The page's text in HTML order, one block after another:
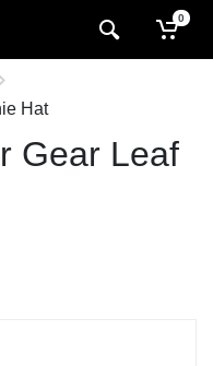
0
Hat
Gear Leaf